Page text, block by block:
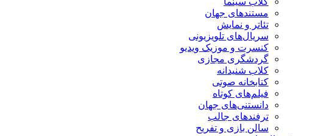
مستندهای جهان
تئاتر و نمایش
سریال‌های تلویزیونی
کنسرت و موزیک ویدیو
گردشگری مجازی
کلاب شنیدانه
کتابخانه صوتی
فیلم‌های کوتاه
دانستنی‌های جهان
ترفندهای جالب
سالن بازی و تفریح